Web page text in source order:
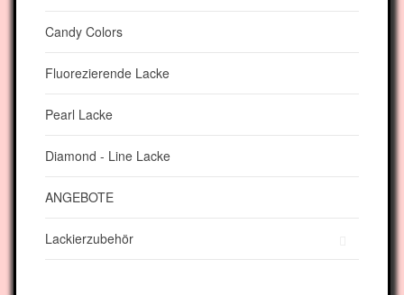
Candy Colors
Fluorezierende Lacke
Pearl Lacke
Diamond - Line Lacke
ANGEBOTE
Lackierzubehör